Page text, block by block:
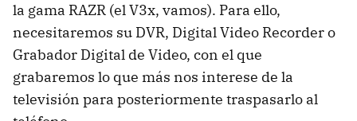
la gama RAZR (el V3x, vamos). Para ello,
necesitaremos su DVR, Digital Video Recorder o
Grabador Digital de Video, con el que
grabaremos lo que más nos interese de la
televisión para posteriormente traspasarlo al